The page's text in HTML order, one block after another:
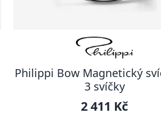
Philippi Bow Magnetický
3 svíčky
2 411 Kč